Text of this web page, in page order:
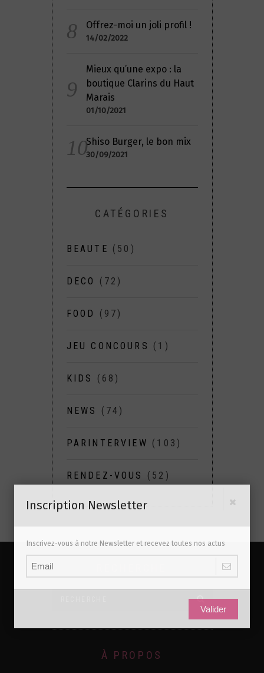
Offrez-moi un joli profil !
14/02/2022
Mieux qu’une expo : la
boutique Clarins du Haut
Marais
01/10/2021
Shiso Burger, le bon mix
30/09/2021
CATÉGORIES
BEAUTE (50)
DECO (72)
FOOD (97)
JEU CONCOURS (1)
KIDS (68)
NEWS (74)
PARINTERVIEW (103)
RENDEZ-VOUS (52)
À PROPOS
Inscription Newsletter
Inscrivez-vous à notre Newsletter et recevez toutes nos actus
Valider